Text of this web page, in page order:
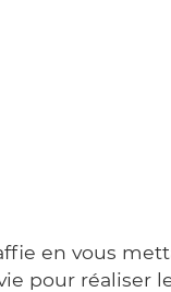
en vous
pour réaliser